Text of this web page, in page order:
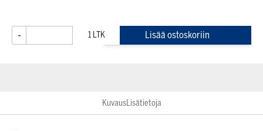
- Lisää ostoskoriin
KuvausLisätietoja